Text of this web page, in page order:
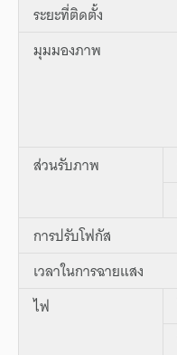
ระยะที่ติดตั้ง
มุมมองภาพ
ส่วนรับภาพ
การปรับโฟกัส
เวลาในการฉายแสง
ไฟ